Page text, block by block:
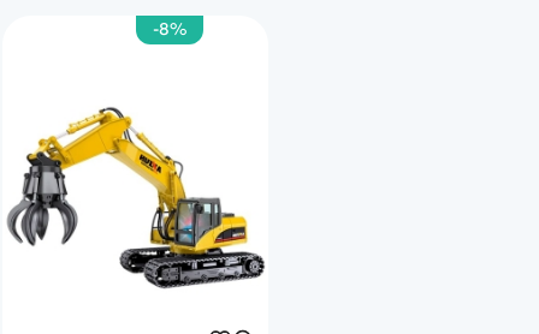
-8%